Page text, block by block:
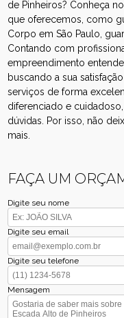
de Pinheiros? Conheça
que oferecemos, como
Corpo em São Paulo,
Contando com
empreendimento
buscando a sua
serviços de forma
diferenciado e
dúvidas. Por isso, não
mais.
FAÇA UM
Digite seu nome
Digite seu email
Digite seu telefone
Mensagem